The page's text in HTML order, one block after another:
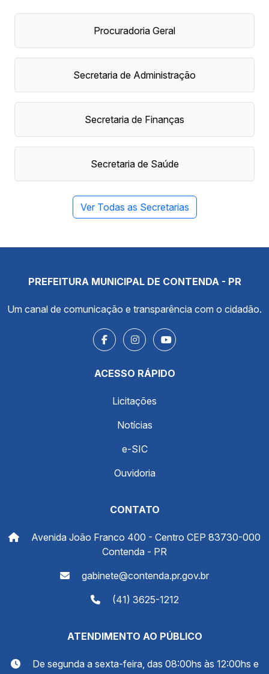
Procuradoria Geral
Secretaria de Administração
Secretaria de Finanças
Secretaria de Saúde
Ver Todas as Secretarias
PREFEITURA MUNICIPAL DE CONTENDA - PR
Um canal de comunicação e transparência com o cidadão.
ACESSO RÁPIDO
Licitações
Notícias
e-SIC
Ouvidoria
CONTATO
Avenida João Franco 400 - Centro CEP 83730-000
Contenda - PR
gabinete@contenda.pr.gov.br
(41) 3625-1212
ATENDIMENTO AO PÚBLICO
De segunda a sexta-feira, das 08:00hs às 12:00hs e